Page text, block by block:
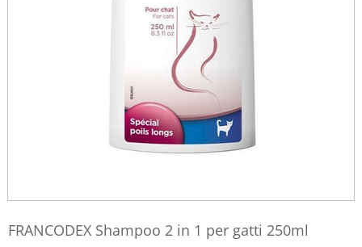
FRANCODEX Shampoo 2 in 1 per gatti 250ml